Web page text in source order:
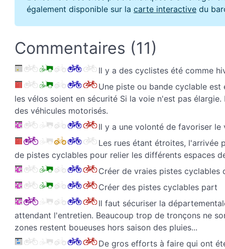
également disponible sur la carte interactive du
Commentaires (11)
Il y a des cyclistes été comme
Une piste ou bande cyclable
les vélos soient en sécurité Si la voie n'est pas
des véhicules motorisés.
Il y a une volonté de favoriser le
Les rues étant étroites, l'arrivée
de pistes cyclables pour relier les différents espaces
Créer de vraies pistes cyclables
Créer des pistes cyclables part
Il faut sécuriser la
attendant l'entretien. Beaucoup trop de tronçons ne
zones restent boueuses hors saison des pluies...
De gros efforts à faire qui ont